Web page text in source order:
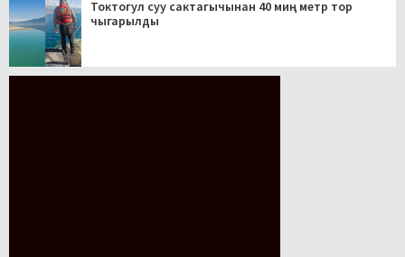
Токтогул суу сактагычынан 40 миң метр тор
чыгарылды